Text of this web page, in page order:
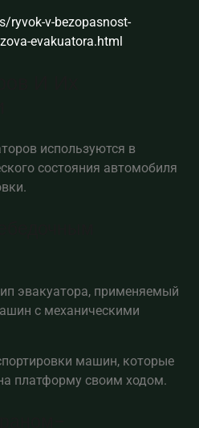
ryvok-v-bezopasnost-
evakuatora.html
используются в
состояния автомобиля
эвакуатора, применяемый
с механическими
машин, которые
платформу своим ходом.